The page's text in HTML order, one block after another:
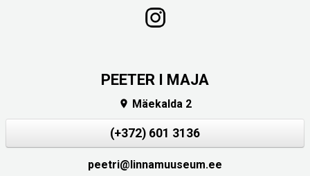
PEETER I MAJA
 Mäekalda 2
(+372) 601 3136
peetri@linnamuuseum.ee